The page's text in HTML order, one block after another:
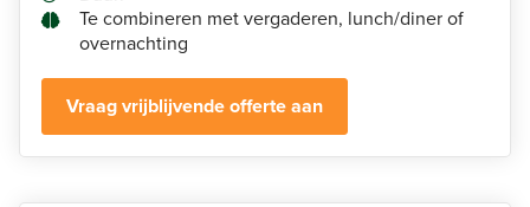
Te combineren met vergaderen, lunch/diner of
overnachting
Vraag vrijblijvende offerte aan